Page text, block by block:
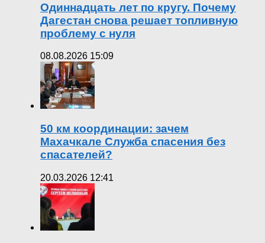
Одиннадцать лет по кругу. Почему
Дагестан снова решает топливную
проблему с нуля
08.08.2026 15:09
50 км координации: зачем
Махачкале Служба спасения без
спасателей?
20.03.2026 12:41